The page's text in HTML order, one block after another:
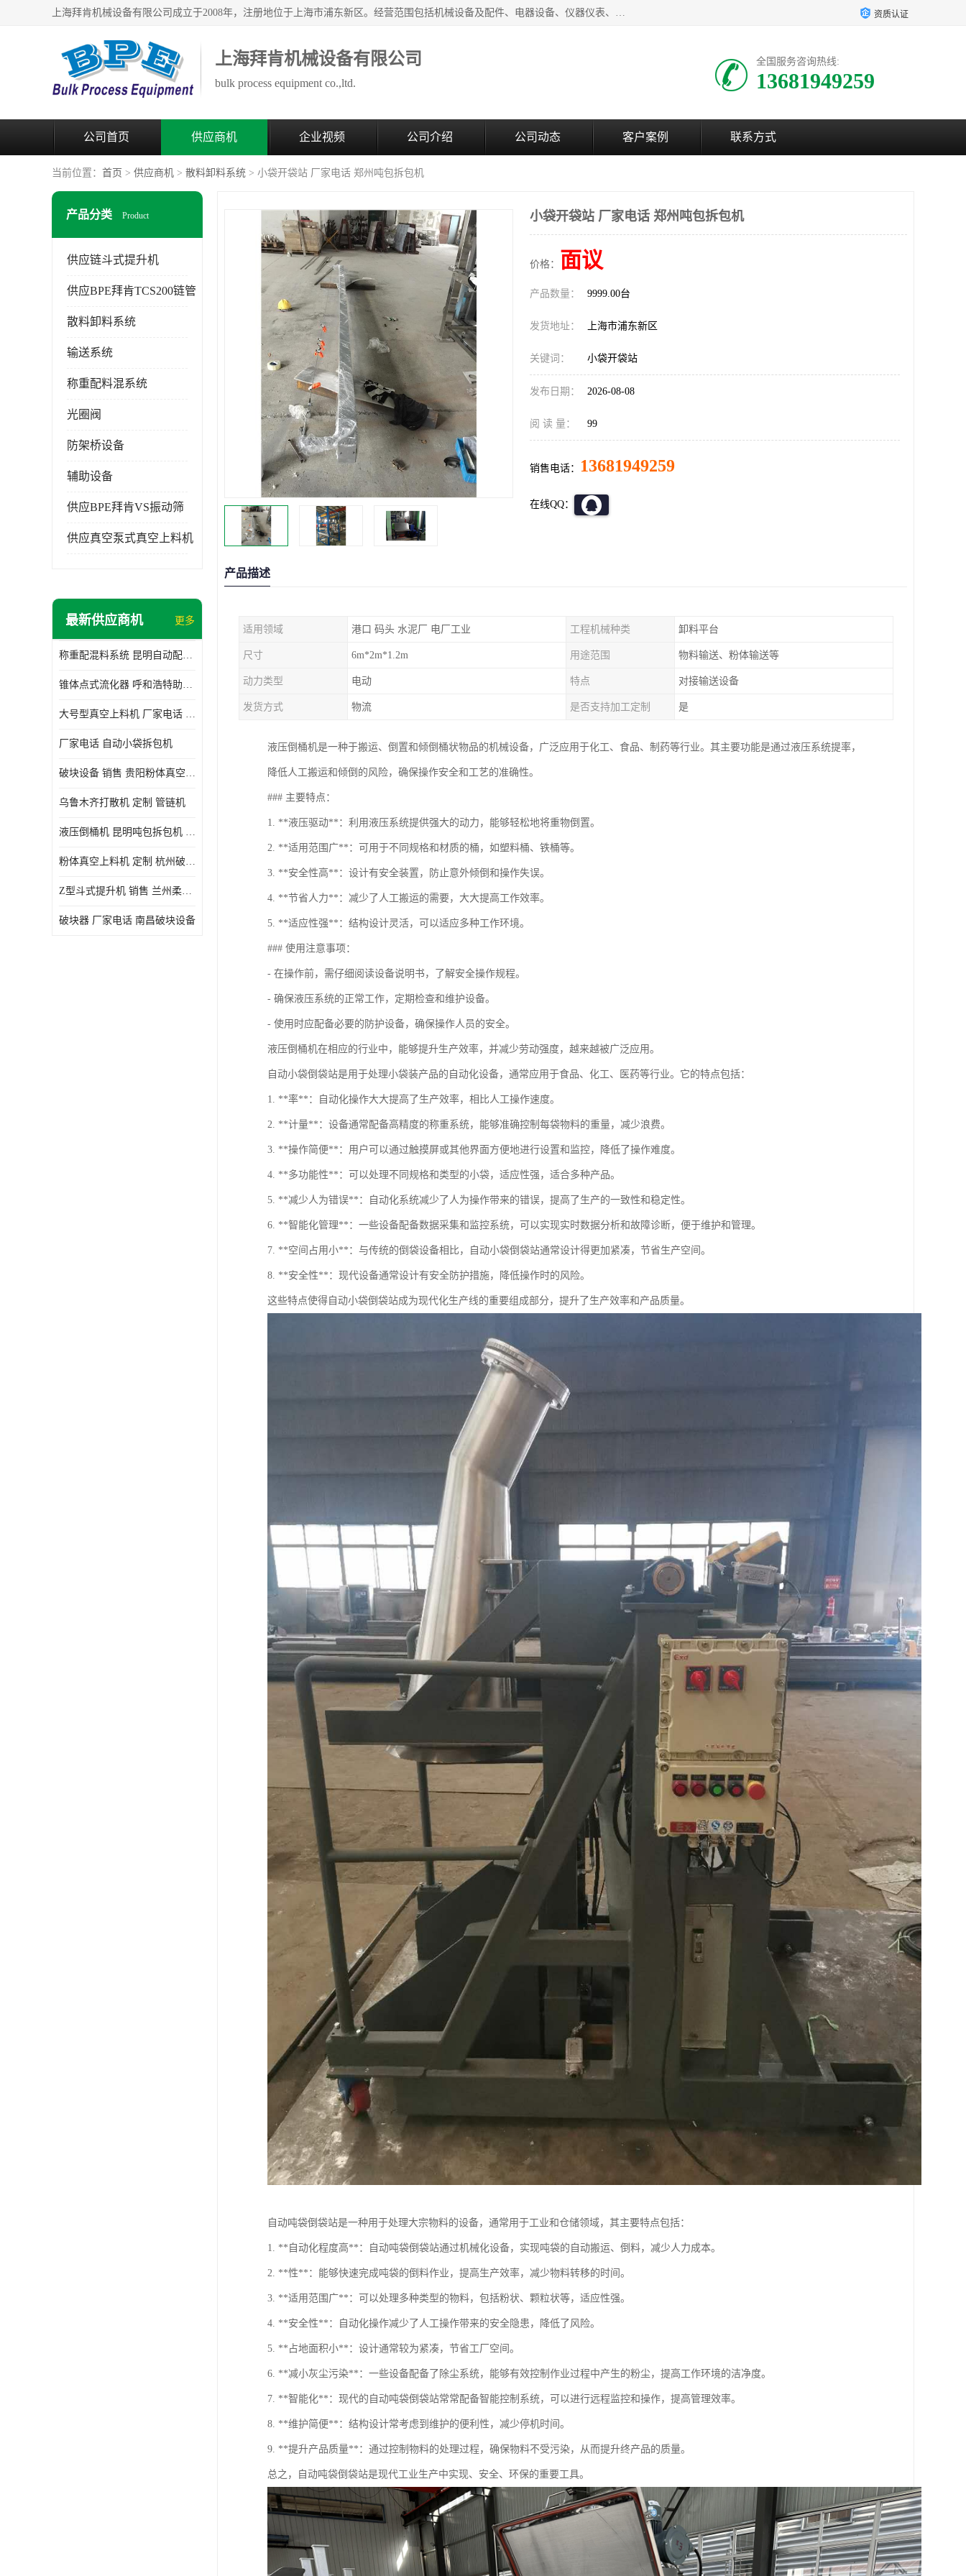
上海拜肯机械设备有限公司成立于2008年，注册地位于上海市浦东新区。经营范围包括机械设备及配件、电器设备、仪器仪表、化工原料及产品、软件及辅助设备，机械设备及配件的制造、加工等；主要产品有：气力输送，小袋倒袋站，吨袋倒袋站，倒桶机，集装箱卸料系统，Z型斗式输送机，螺旋输送机，管链输送机，真空上料机，流化器，配混料系统，软管等。 资质认证
上海拜肯机械设备有限公司
bulk process equipment co.,ltd.
全国服务咨询热线:
13681949259
公司首页 供应商机 企业视频 公司介绍 公司动态 客户案例 联系方式
当前位置： 首页 > 供应商机 > 散料卸料系统 > 小袋开袋站 厂家电话 郑州吨包拆包机
产品分类 Product
供应链斗式提升机
供应BPE拜肯TCS200链管
散料卸料系统
输送系统
称重配料混系统
光圈阀
防架桥设备
辅助设备
供应BPE拜肯VS振动筛
供应真空泵式真空上料机
最新供应商机 更多
称重配混料系统 昆明自动配料系统 厂家电话
锥体点式流化器 呼和浩特助流料斗 厂家
大号型真空上料机 厂家电话 武汉粉体料管链机
厂家电话 自动小袋拆包机
破块设备 销售 贵阳粉体真空上料机
乌鲁木齐打散机 定制 管链机
液压倒桶机 昆明吨包拆包机 定制
粉体真空上料机 定制 杭州破块器
Z型斗式提升机 销售 兰州柔性螺旋输送机
破块器 厂家电话 南昌破块设备
小袋开袋站 厂家电话 郑州吨包拆包机
价格： 面议
产品数量： 9999.00台
发货地址： 上海市浦东新区
关键词： 小袋开袋站
发布日期： 2026-08-08
阅 读 量： 99
销售电话： 13681949259
在线QQ：
产品描述
适用领域 港口 码头 水泥厂 电厂工业 工程机械种类 卸料平台
尺寸 6m*2m*1.2m 用途范围 物料输送、粉体输送等
动力类型 电动 特点 对接输送设备
发货方式 物流 是否支持加工定制 是
液压倒桶机是一种于搬运、倒置和倾倒桶状物品的机械设备，广泛应用于化工、食品、制药等行业。其主要功能是通过液压系统提率，
降低人工搬运和倾倒的风险，确保操作安全和工艺的准确性。
### 主要特点：
1. **液压驱动**：利用液压系统提供强大的动力，能够轻松地将重物倒置。
2. **适用范围广**：可用于不同规格和材质的桶，如塑料桶、铁桶等。
3. **安全性高**：设计有安全装置，防止意外倾倒和操作失误。
4. **节省人力**：减少了人工搬运的需要，大大提高工作效率。
5. **适应性强**：结构设计灵活，可以适应多种工作环境。
### 使用注意事项：
- 在操作前，需仔细阅读设备说明书，了解安全操作规程。
- 确保液压系统的正常工作，定期检查和维护设备。
- 使用时应配备必要的防护设备，确保操作人员的安全。
液压倒桶机在相应的行业中，能够提升生产效率，并减少劳动强度，越来越被广泛应用。
自动小袋倒袋站是用于处理小袋装产品的自动化设备，通常应用于食品、化工、医药等行业。它的特点包括：
1. **率**：自动化操作大大提高了生产效率，相比人工操作速度。
2. **计量**：设备通常配备高精度的称重系统，能够准确控制每袋物料的重量，减少浪费。
3. **操作简便**：用户可以通过触摸屏或其他界面方便地进行设置和监控，降低了操作难度。
4. **多功能性**：可以处理不同规格和类型的小袋，适应性强，适合多种产品。
5. **减少人为错误**：自动化系统减少了人为操作带来的错误，提高了生产的一致性和稳定性。
6. **智能化管理**：一些设备配备数据采集和监控系统，可以实现实时数据分析和故障诊断，便于维护和管理。
7. **空间占用小**：与传统的倒袋设备相比，自动小袋倒袋站通常设计得更加紧凑，节省生产空间。
8. **安全性**：现代设备通常设计有安全防护措施，降低操作时的风险。
这些特点使得自动小袋倒袋站成为现代化生产线的重要组成部分，提升了生产效率和产品质量。
自动吨袋倒袋站是一种用于处理大宗物料的设备，通常用于工业和仓储领域，其主要特点包括：
1. **自动化程度高**：自动吨袋倒袋站通过机械化设备，实现吨袋的自动搬运、倒料，减少人力成本。
2. **性**：能够快速完成吨袋的倒料作业，提高生产效率，减少物料转移的时间。
3. **适用范围广**：可以处理多种类型的物料，包括粉状、颗粒状等，适应性强。
4. **安全性**：自动化操作减少了人工操作带来的安全隐患，降低了风险。
5. **占地面积小**：设计通常较为紧凑，节省工厂空间。
6. **减小灰尘污染**：一些设备配备了除尘系统，能够有效控制作业过程中产生的粉尘，提高工作环境的洁净度。
7. **智能化**：现代的自动吨袋倒袋站常常配备智能控制系统，可以进行远程监控和操作，提高管理效率。
8. **维护简便**：结构设计常考虑到维护的便利性，减少停机时间。
9. **提升产品质量**：通过控制物料的处理过程，确保物料不受污染，从而提升终产品的质量。
总之，自动吨袋倒袋站是现代工业生产中实现、安全、环保的重要工具。